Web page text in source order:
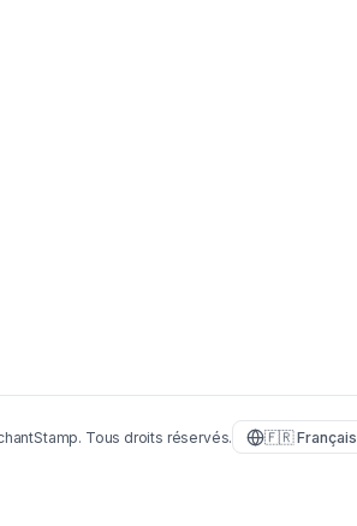
Tous droits réservés. 🇫🇷 Français